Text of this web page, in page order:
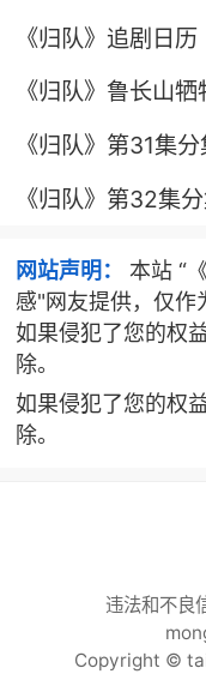
《归队》追剧日历
《归队》鲁长山
《归队》第31集
《归队》第32集
网站声明：
本站 “
感"网友提供，仅作
如果侵犯了您的权
除。
如果侵犯了您的权
除。
违法和不良
Copyright ©